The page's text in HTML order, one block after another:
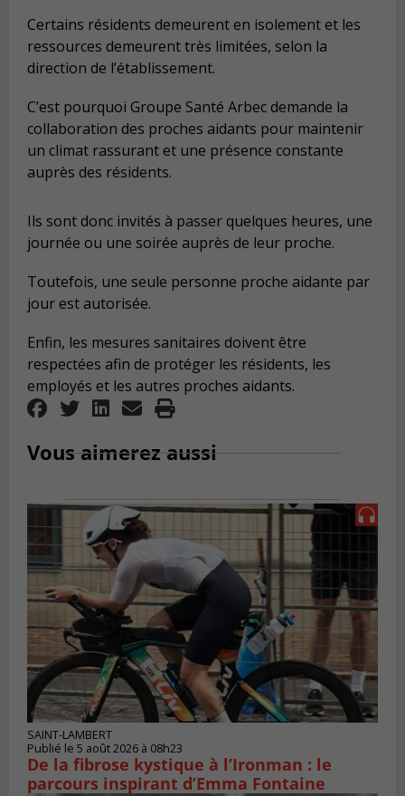
Certains résidents demeurent en isolement et les
ressources demeurent très limitées, selon la
direction de l’établissement.
C’est pourquoi Groupe Santé Arbec demande la
collaboration des proches aidants pour maintenir
un climat rassurant et une présence constante
auprès des résidents.
Ils sont donc invités à passer quelques heures, une
journée ou une soirée auprès de leur proche.
Toutefois, une seule personne proche aidante par
jour est autorisée.
Enfin, les mesures sanitaires doivent être
respectées afin de protéger les résidents, les
employés et les autres proches aidants.
Vous aimerez aussi
SAINT-LAMBERT
Publié le 5 août 2026 à 08h23
De la fibrose kystique à l’Ironman : le
parcours inspirant d’Emma Fontaine